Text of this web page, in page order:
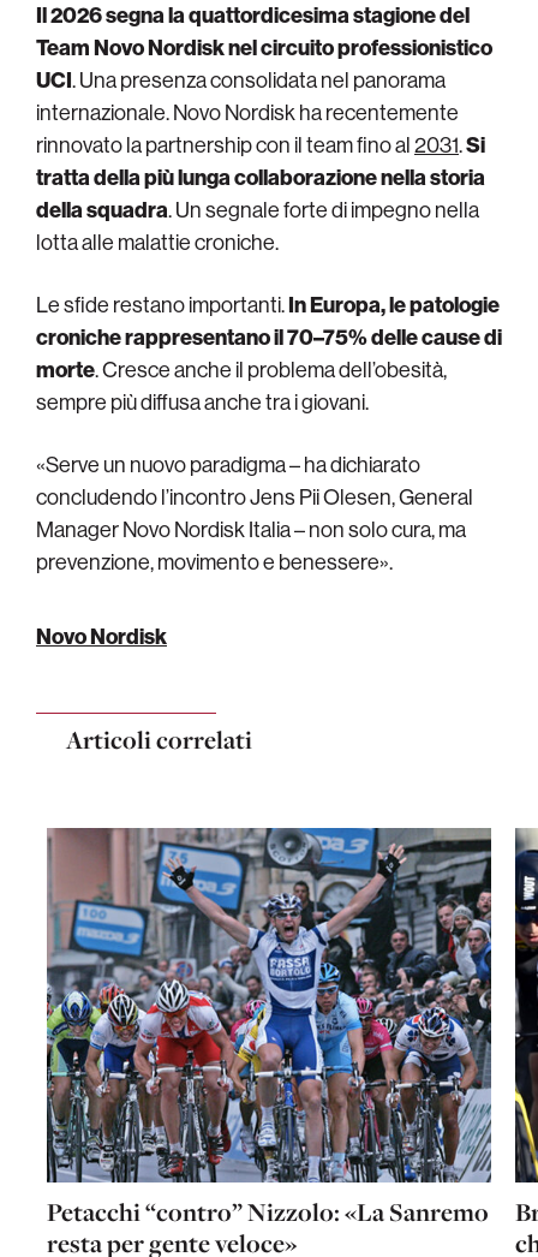
Il 2026 segna la quattordicesima stagione del
Team Novo Nordisk nel circuito professionistico
UCI. Una presenza consolidata nel panorama
internazionale. Novo Nordisk ha recentemente
rinnovato la partnership con il team fino al2031.Si
tratta della più lunga collaborazione nella storia
della squadra. Un segnale forte di impegno nella
lotta alle malattie croniche.
Le sfide restano importanti.In Europa, le patologie
croniche rappresentano il 70–75% delle cause di
morte. Cresce anche il problema dell’obesità,
sempre più diffusa anche tra i giovani.
«Serve un nuovo paradigma – ha dichiarato
concludendo l’incontro Jens Pii Olesen, General
Manager Novo Nordisk Italia – non solo cura, ma
prevenzione, movimento e benessere».
Novo Nordisk
Articoli correlati
Petacchi “contro” Nizzolo: «La Sanremo
resta per gente veloce»